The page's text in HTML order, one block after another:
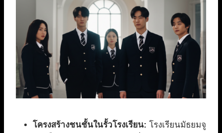
โครงสร้างชนชั้นในรั้วโรงเรียน: โรงเรียนมัธยมจู